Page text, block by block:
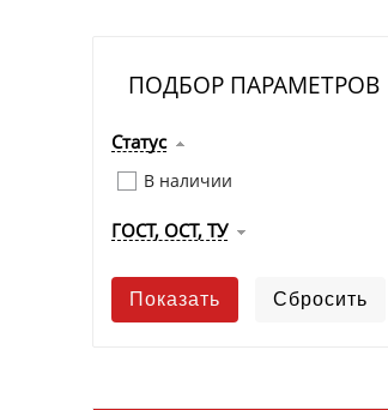
ПОДБОР ПАРАМЕТРОВ
Статус
В наличии
ГОСТ, ОСТ, ТУ